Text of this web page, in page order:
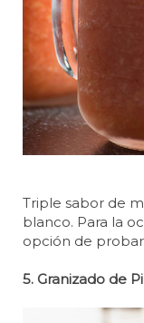
Triple sabor de
blanco. Para la
opción de
5. Granizado de